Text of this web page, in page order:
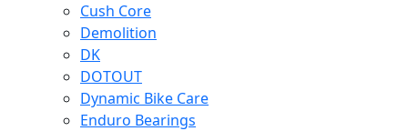
Cush Core
Demolition
DK
DOTOUT
Dynamic Bike Care
Enduro Bearings